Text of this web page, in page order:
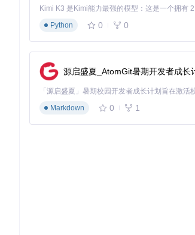
勾选"Disable window corner rounding"
预期效果
第三步：强制生效验证
Python
0 0
源启盛夏_AtomGit暑期开发者成长
Markdown
0 1